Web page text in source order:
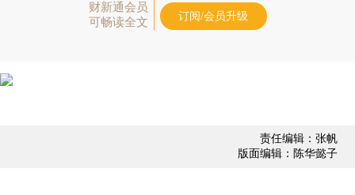
财新通会员
可畅读全文
订阅/会员升级
责任编辑：张帆
版面编辑：陈华懿子